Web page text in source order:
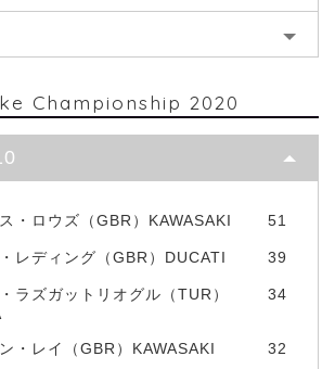
Championship 2020
・ロウズ（GBR）KAWASAKI 51
レディング（GBR）DUCATI 39
ラズガットリオグル（TUR）
34
・レイ（GBR）KAWASAKI 32